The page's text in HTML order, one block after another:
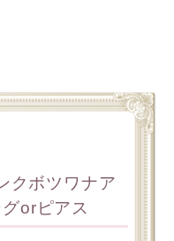
クボツワナア
orピアス